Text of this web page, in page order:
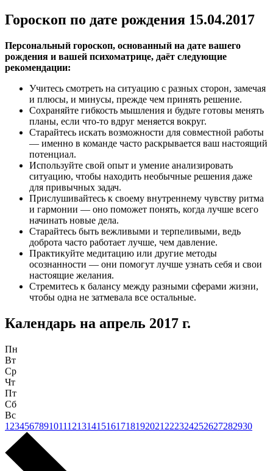
Гороскоп по дате рождения 15.04.2017
Персональный гороскоп, основанный на дате вашего
рождения и вашей психоматрице, даёт следующие
рекомендации:
Учитесь смотреть на ситуацию с разных сторон, замечая
и плюсы, и минусы, прежде чем принять решение.
Сохраняйте гибкость мышления и будьте готовы менять
планы, если что-то вдруг меняется вокруг.
Старайтесь искать возможности для совместной работы
— именно в команде часто раскрывается ваш настоящий
потенциал.
Используйте свой опыт и умение анализировать
ситуацию, чтобы находить необычные решения даже
для привычных задач.
Прислушивайтесь к своему внутреннему чувству ритма
и гармонии — оно поможет понять, когда лучше всего
начинать новые дела.
Старайтесь быть вежливыми и терпеливыми, ведь
доброта часто работает лучше, чем давление.
Практикуйте медитацию или другие методы
осознанности — они помогут лучше узнать себя и свои
настоящие желания.
Стремитесь к балансу между разными сферами жизни,
чтобы одна не затмевала все остальные.
Календарь на апрель 2017 г.
Пн
Вт
Ср
Чт
Пт
Сб
Вс
1 23456789101112131415161718192021 222324252627282930